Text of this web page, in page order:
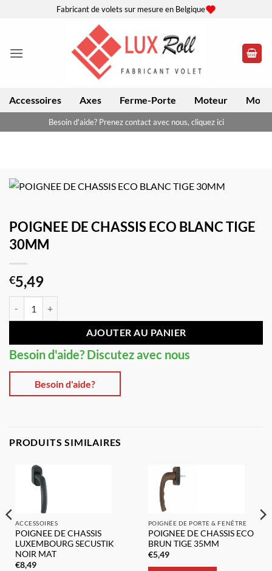
Fabricant de volets sur mesure en Belgique
Accessoires Axes Ferme-Porte Moteur
Besoin d'aide? Prenez contact avec nous, cliquez ici
POIGNEE DE CHASSIS ECO BLANC TIGE
30MM
€5,49
AJOUTER AU PANIER
Besoin d'aide? Discutez avec nous
Besoin d'aide?
PRODUITS SIMILAIRES
ACCESSOIRES
POIGNEE DE CHASSIS
LUXEMBOURG SECUSTIK
NOIR MAT
€8,49
POIGNÉE DE PORTE & FENÊTRE
POIGNEE DE CHASSIS ECO
BRUN TIGE 35MM
€5,49